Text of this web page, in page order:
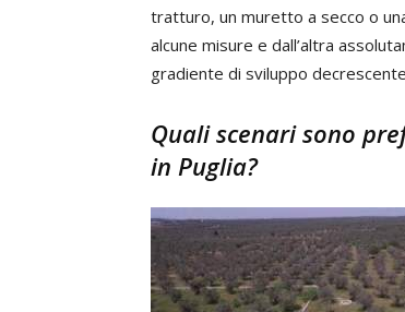
tratturo, un muretto a secco o
alcune misure e dall’altra
gradiente di sviluppo
Quali scenari sono
in Puglia?